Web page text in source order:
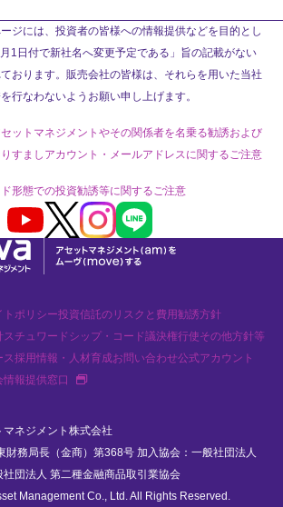
ジには、投資者の皆様への情報提供などを目的とし
1日付で新社名へ変更予定である」旨の記載がない
おります。販売会社の皆様は、それらを用いた当社
行なわないようお願い申し上げます。
ットマネジメントやその関係者を名乗る勧誘および
すましアカウント・メールアドレスに関するご注意
形態での投資勧誘等に関するご注意
Youtube X InstagramLINE
トポリシー投資信託のリスクと費用勧誘方針
スチュワードシップ・コード議決権行使その他方針等
ス採用情報・人材育成お問い合わせ公式アカウント
報提供窓口
新規タブで開く
ネジメント株式会社
財務局長（金商）第368号 加入協会：一般社団法人
団法人 第二種金融商品取引業協会
Management Co., Ltd. All Rights Reserved.